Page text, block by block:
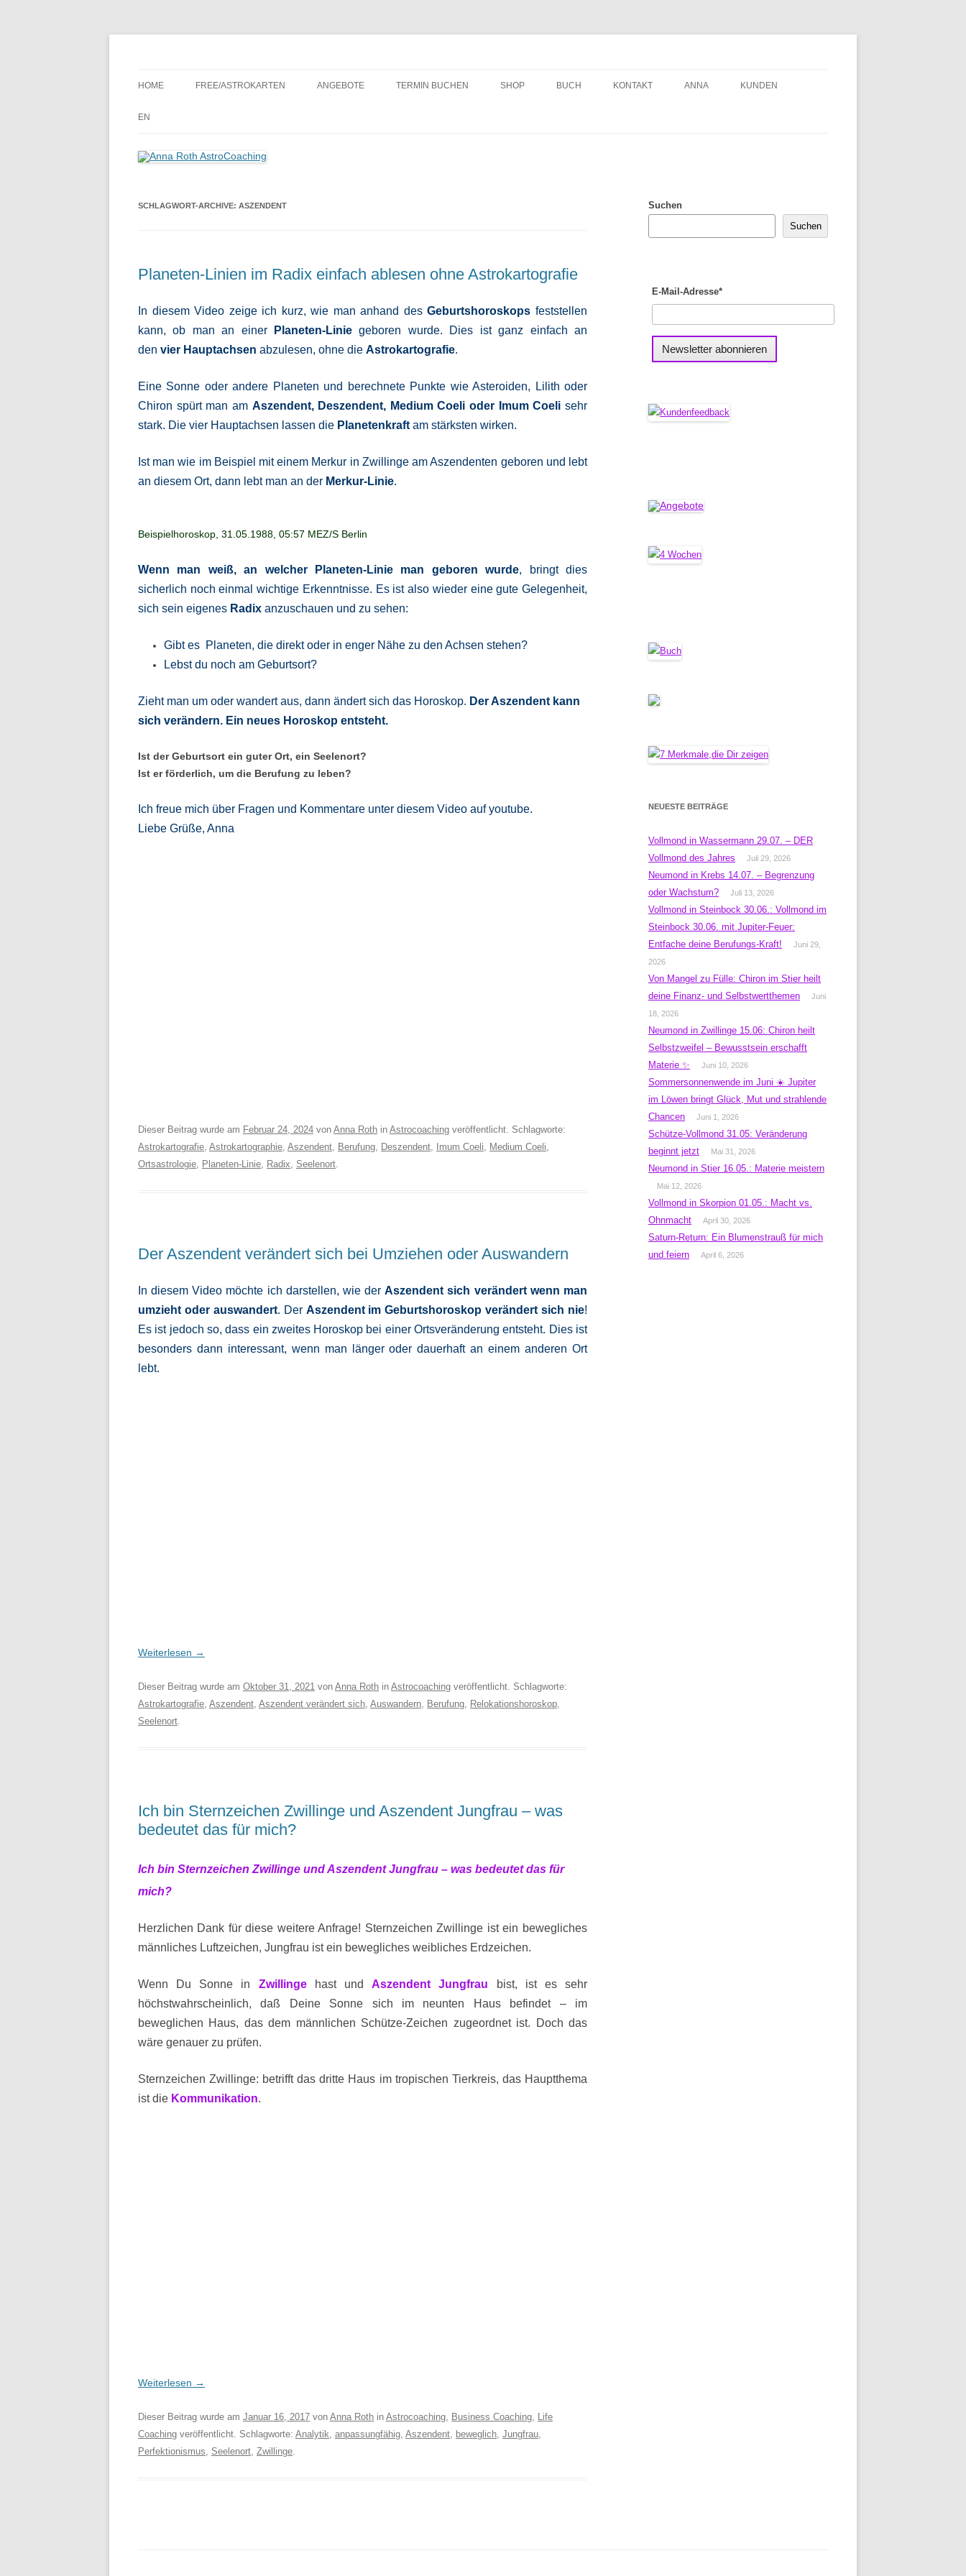
Inhalt
HOME FREE/ASTROKARTEN ANGEBOTE TERMIN BUCHEN SHOP BUCH KONTAKT ANNA KUNDEN
EN
SCHLAGWORT-ARCHIVE: ASZENDENT
Planeten-Linien im Radix einfach ablesen ohne Astrokartografie
In diesem Video zeige ich kurz, wie man anhand desGeburtshoroskops feststellen
kann, ob man an einer
Planeten-Linie geboren wurde. Dies ist ganz einfach an
den vier Hauptachsen abzulesen, ohne die Astrokartografie.
Eine Sonne oder andere Planeten und berechnete Punkte wie Asteroiden, Lilith oder
Chiron spürt man am Aszendent, Deszendent, Medium Coeli oder Imum Coeli sehr
stark. Die vier Hauptachsen lassen die Planetenkraft am stärksten wirken.
Ist man wie im Beispiel mit einem Merkur in Zwillinge am Aszendenten geboren und lebt
an diesem Ort, dann lebt man an der Merkur-Linie.
Beispielhoroskop, 31.05.1988, 05:57 MEZ/S Berlin
Wenn man weiß, an welcher Planeten-Linie man geboren wurde, bringt dies
sicherlich noch einmal wichtige Erkenntnisse. Es ist also wieder eine gute Gelegenheit,
sich sein eigenes Radix anzuschauen und zu sehen:
Gibt es Planeten, die direkt oder in enger Nähe zu den Achsen stehen?
Lebst du noch am Geburtsort?
Zieht man um oder wandert aus, dann ändert sich das Horoskop. Der Aszendent kann
sich verändern. Ein neues Horoskop entsteht.
Ist der Geburtsort ein guter Ort, ein Seelenort?
Ist er förderlich, um die Berufung zu leben?
Ich freue mich über Fragen und Kommentare unter diesem Video auf youtube.
Liebe Grüße, Anna
Dieser Beitrag wurde am Februar 24, 2024 von Anna Roth in Astrocoaching veröffentlicht. Schlagworte:
Astrokartografie, Astrokartographie, Aszendent, Berufung, Deszendent, Imum Coeli, Medium Coeli,
Ortsastrologie, Planeten-Linie, Radix, Seelenort.
Der Aszendent verändert sich bei Umziehen oder Auswandern
In diesem Video möchte ich darstellen, wie derAszendent sich verändert wenn man
umzieht oder auswandert. Der Aszendent im Geburtshoroskop verändert sich nie!
Es ist jedoch so, dass ein zweites Horoskop bei einer Ortsveränderung entsteht. Dies ist
besonders dann interessant, wenn man länger oder dauerhaft an einem anderen Ort
lebt.
Weiterlesen →
Dieser Beitrag wurde am Oktober 31, 2021 von Anna Roth in Astrocoaching veröffentlicht. Schlagworte:
Astrokartografie, Aszendent, Aszendent verändert sich, Auswandern, Berufung, Relokationshoroskop,
Seelenort.
Ich bin Sternzeichen Zwillinge und Aszendent Jungfrau – was
bedeutet das für mich?
Ich bin Sternzeichen Zwillinge und Aszendent Jungfrau – was bedeutet das für
mich?
Herzlichen Dank für diese weitere Anfrage! Sternzeichen Zwillinge ist ein bewegliches
männliches Luftzeichen, Jungfrau ist ein bewegliches weibliches Erdzeichen.
Wenn Du Sonne in Zwillingehast undAszendent Jungfrau bist, ist es sehr
höchstwahrscheinlich, daß Deine Sonne sich im neunten Haus befindet – im
beweglichen Haus, das dem männlichen Schütze-Zeichen zugeordnet ist. Doch das
wäre genauer zu prüfen.
Sternzeichen Zwillinge: betrifft das dritte Haus im tropischen Tierkreis, das Hauptthema
ist die Kommunikation.
Weiterlesen →
Dieser Beitrag wurde am Januar 16, 2017 von Anna Roth in Astrocoaching, Business Coaching, Life
Coaching veröffentlicht. Schlagworte: Analytik, anpassungfähig, Aszendent, beweglich, Jungfrau,
Perfektionismus, Seelenort, Zwillinge.
Suchen
Suchen
E-Mail-Adresse*
NEUESTE BEITRÄGE
Vollmond in Wassermann 29.07. – DER
Vollmond des Jahres
Juli 29, 2026
Neumond in Krebs 14.07. – Begrenzung
oder Wachstum?
Juli 13, 2026
Vollmond in Steinbock 30.06.: Vollmond im
Steinbock 30.06. mit Jupiter-Feuer:
Entfache deine Berufungs-Kraft!
Juni 29,
2026
Von Mangel zu Fülle: Chiron im Stier heilt
deine Finanz- und Selbstwertthemen
Juni
18, 2026
Neumond in Zwillinge 15.06: Chiron heilt
Selbstzweifel – Bewusstsein erschafft
Materie ✨
Juni 10, 2026
Sommersonnenwende im Juni ☀️ Jupiter
im Löwen bringt Glück, Mut und strahlende
Chancen
Juni 1, 2026
Schütze-Vollmond 31.05: Veränderung
beginnt jetzt
Mai 31, 2026
Neumond in Stier 16.05.: Materie meistern
Mai 12, 2026
Vollmond in Skorpion 01.05.: Macht vs.
Ohnmacht
April 30, 2026
Saturn-Return: Ein Blumenstrauß für mich
und feiern
April 6, 2026